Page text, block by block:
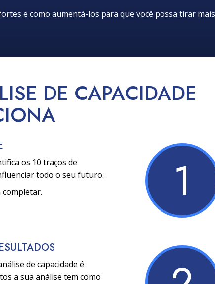
e como aumentá-los para que você possa tirar mais
DE CAPACIDADE
os 10 traços de
todo o seu futuro.
completar.
1
de capacidade é
a sua análise tem como